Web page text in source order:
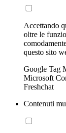
Accettando
oltre le
questo sito
Google Tag
Microsoft
Freshchat
Contenuti